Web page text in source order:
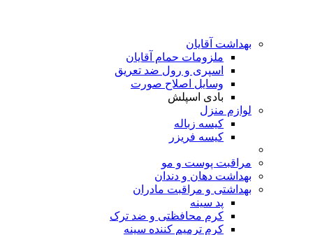
بهداشت آقایان
ملزومات حمام آقایان
اسپری و رول ضد تعریق
وسایل اصلاح صورت
بادی اسپلش
لوازم منزل
کیسه زباله
کیسه فریزر
مراقبت پوست و مو
بهداشت دهان و دندان
بهداشتی و مراقبت مادران
پد سینه
کرم محافظتی و ضد ترک
کرم ترمیم کننده سینه